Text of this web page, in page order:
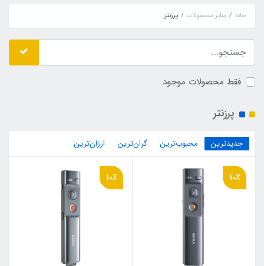
خانه سایر محصولات پرزنتر
فقط محصولات موجود
پرزنتر
جدیدترین محبوب‌ترین گران‌ترین ارزان‌ترین
10٪ 10٪